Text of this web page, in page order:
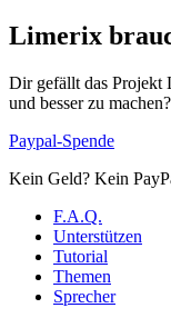
Limerix
Dir gefällt das Projekt
und besser zu machen?
Paypal-Spende
Kein Geld? Kein
F.A.Q.
Unterstützen
Tutorial
Themen
Sprecher